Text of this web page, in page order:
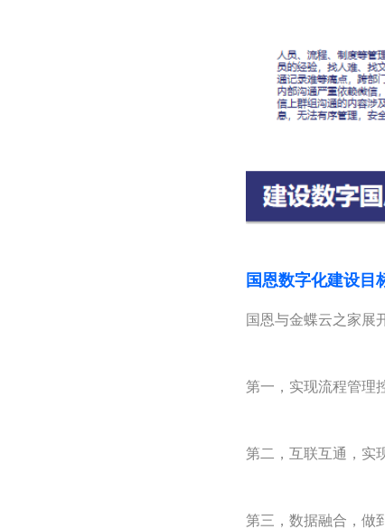
国恩数字化建设目
国恩与金蝶云之家展
第一，实现流程管理
第二，互联互通，实
第三，数据融合，做